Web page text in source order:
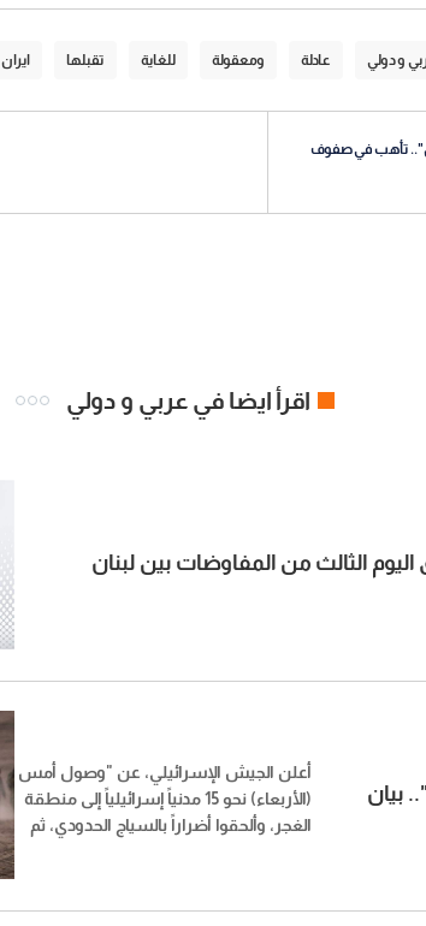
و دولي عادلة ومعقولة للغاية تقبلها ايران
تأهب في صفوف
اقرأ ايضا في عربي و دولي
الثالث من المفاوضات بين لبنان
بيان
أعلن الجيش الإسرائيلي، عن "وصول أمس
(الأربعاء) نحو 15 مدنياً إسرائيلياً إلى منطقة
الغجر، وألحقوا أضراراً بالسياج الحدودي، ثم